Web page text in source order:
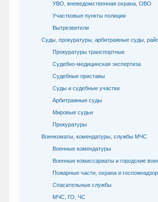
УВО, вневедомственная охрана, ОВО
Участковые пункты полиции
Вытрезвители
Суды, прокуратуры, арбитражные суды,
Прокуратуры транспортные
Судебно-медицинская экспертиза
Судебные приставы
Суды и судебные участки
Арбитражные суды
Мировые судьи
Прокуратуры
Военкоматы, комендатуры, службы МЧС
Военные комендатуры
Военные комиссариаты и городские
Пожарные части, охрана и госпожнадзор
Спасательные службы
МЧС, ГО, ЧС